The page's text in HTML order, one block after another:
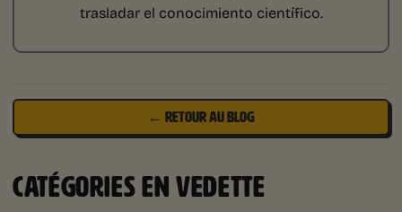
trasladar el conocimiento científico.
← RETOUR AU BLOG
CATÉGORIES EN VEDETTE